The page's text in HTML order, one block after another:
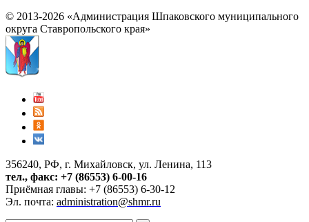
© 2013-2026 «Администрация Шпаковского муниципального
округа Ставропольского края»
356240, РФ, г. Михайловск, ул. Ленина, 113
тел., факс: +7 (86553) 6-00-16
Приёмная главы: +7 (86553) 6-30-12
Эл. почта: administration@shmr.ru